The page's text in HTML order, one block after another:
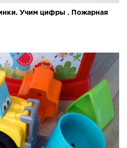
Учим цифры . Пожарная